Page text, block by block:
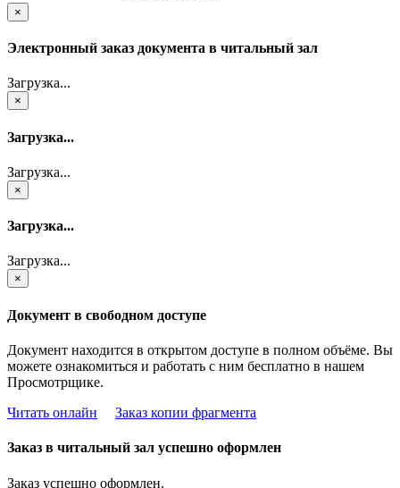
×
Электронный заказ документа в читальный зал
Загрузка...
×
Загрузка...
Загрузка...
×
Загрузка...
Загрузка...
×
Документ в свободном доступе
Документ находится в открытом доступе в полном объёме. Вы
можете ознакомиться и работать с ним бесплатно в нашем
Просмотрщике.
Читать онлайн
Заказ копии фрагмента
Заказ в читальный зал успешно оформлен
Заказ успешно оформлен.